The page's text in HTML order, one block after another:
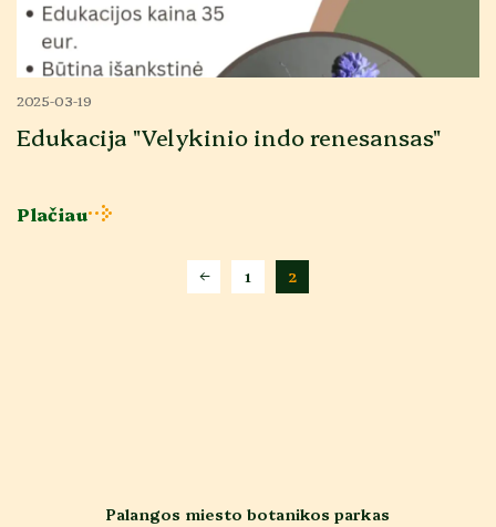
2025-03-19
Edukacija "Velykinio indo renesansas"
Plačiau
1 2
Palangos miesto botanikos parkas